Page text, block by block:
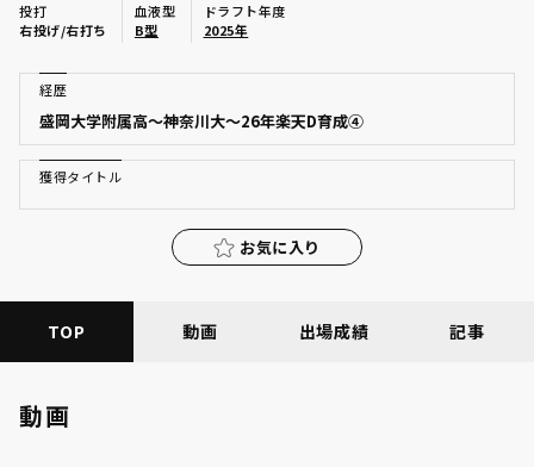
ファーム東地区
ファーム中地区
ファーム西地区
交流戦
選手名鑑トップ
東北楽天ゴールデンイーグルス
千葉ロッテマリーンズ
オリックス・バファローズ
福岡ソフトバンクホークス
投打
右投げ/右打ち
血液型
B型
ドラフト年度
2025年
経歴
盛岡大学附属高～神奈川大～26年楽天D育成④
獲得タイトル
お気に入り
TOP 動画 出場成績 記事
動画